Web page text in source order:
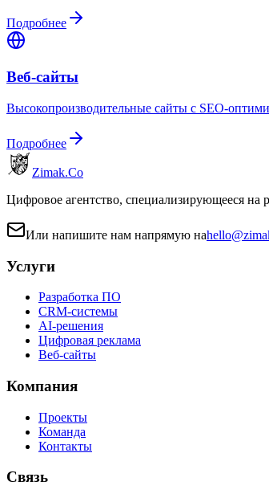
Подробнее
Веб-сайты
Высокопроизводительные сайты с SEO-
Подробнее
Zimak.Co
Цифровое агентство, специализирующееся
Или напишите нам напрямую на
Услуги
Разработка ПО
CRM-системы
AI-решения
Цифровая реклама
Веб-сайты
Компания
Проекты
Команда
Контакты
Связь